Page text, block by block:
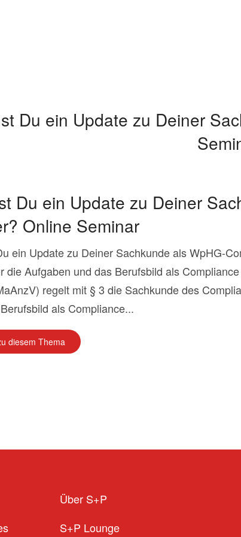
Du ein Update zu Deiner
Du ein Update zu Deiner
Online Seminar
ein Update zu Deiner Sachkunde als WpHG-
die Aufgaben und das Berufsbild als
regelt mit § 3 die Sachkunde des
als Compliance...
diesem Thema
Über S+P
S+P Lounge